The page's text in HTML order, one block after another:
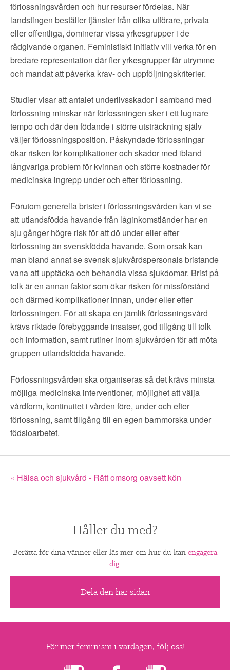
förlossningsvården och hur resurser fördelas. När
landstingen beställer tjänster från olika utförare, privata
eller offentliga, dominerar vissa yrkesgrupper i de
rådgivande organen. Feministiskt initiativ vill verka för en
bredare representation där fler yrkesgrupper får utrymme
och mandat att påverka krav- och uppföljningskriterier.
Studier visar att antalet underlivsskador i samband med
förlossning minskar när förlossningen sker i ett lugnare
tempo och där den födande i större utsträckning själv
väljer förlossningsposition. Påskyndade förlossningar
ökar risken för komplikationer och skador med ibland
långvariga problem för kvinnan och större kostnader för
medicinska ingrepp under och efter förlossning.
Förutom generella brister i förlossningsvården kan vi se
att utlandsfödda havande från låginkomstländer har en
sju gånger högre risk för att dö under eller efter
förlossning än svenskfödda havande. Som orsak kan
man bland annat se svensk sjukvårdspersonals bristande
vana att upptäcka och behandla vissa sjukdomar. Brist på
tolk är en annan faktor som ökar risken för missförstånd
och därmed komplikationer innan, under eller efter
förlossningen. För att skapa en jämlik förlossningsvård
krävs riktade förebyggande insatser, god tillgång till tolk
och information, samt rutiner inom sjukvården för att möta
gruppen utlandsfödda havande.
Förlossningsvården ska organiseras så det krävs minsta
möjliga medicinska interventioner, möjlighet att välja
vårdform, kontinuitet i vården före, under och efter
förlossning, samt tillgång till en egen barnmorska under
födsloarbetet.
« Hälsa och sjukvård - Rätt omsorg oavsett kön
Håller du med?
Berätta för dina vänner eller läs mer om hur du kan engagera
dig.
Dela den här sidan
För mer feminism i vardagen, följ oss!